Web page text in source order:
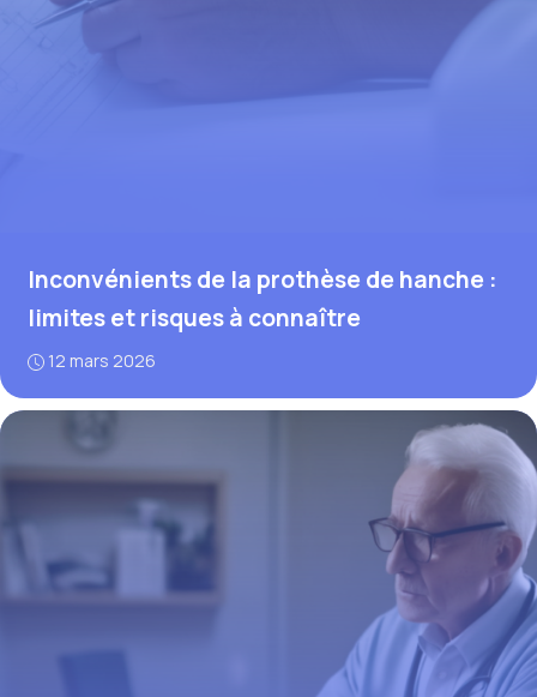
Inconvénients de la prothèse de hanche :
limites et risques à connaître
12 mars 2026